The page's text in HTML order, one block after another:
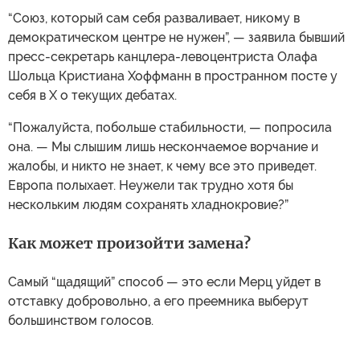
“Союз, который сам себя разваливает, никому в
демократическом центре не нужен”, — заявила бывший
пресс-секретарь канцлера-левоцентриста Олафа
Шольца Кристиана Хоффманн в пространном посте у
себя в X о текущих дебатах.
“Пожалуйста, побольше стабильности, — попросила
она. — Мы слышим лишь нескончаемое ворчание и
жалобы, и никто не знает, к чему все это приведет.
Европа полыхает. Неужели так трудно хотя бы
нескольким людям сохранять хладнокровие?”
Как может произойти замена?
Самый “щадящий” способ — это если Мерц уйдет в
отставку добровольно, а его преемника выберут
большинством голосов.